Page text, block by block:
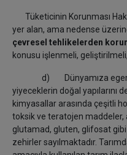
Tüketicinin Korunması
yer alan, ama nedense
çevresel tehlikelerden
konusu işlenmeli,
d) Dünyamıza
yiyeceklerin doğal yapılarını
kimyasallar arasında çeşitli
toksik ve teratojen
glutamad, gluten, glifosat gibi
zehirler sayılmaktadır.